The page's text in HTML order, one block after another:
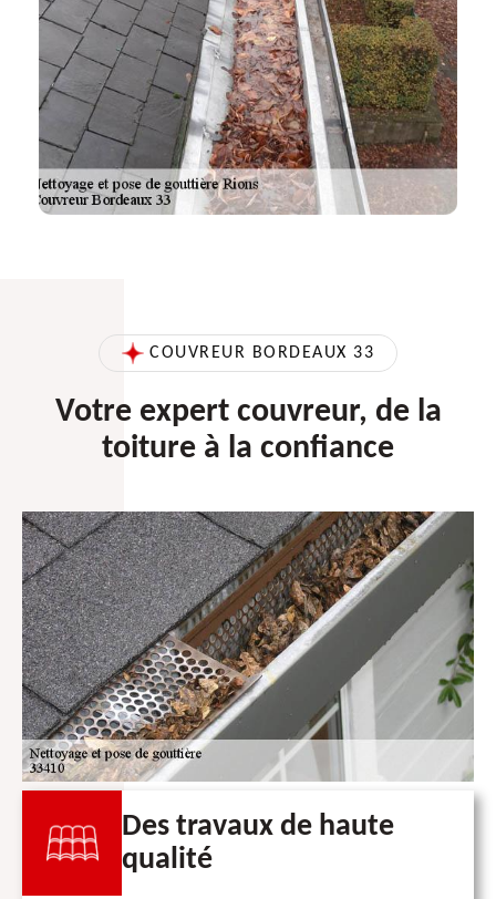
COUVREUR BORDEAUX 33
Votre expert couvreur, de la
toiture à la confiance
Des travaux de haute
qualité